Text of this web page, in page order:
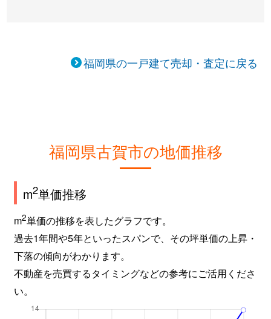
福岡県の一戸建て売却・査定に戻る
福岡県古賀市の地価推移
m2単価推移
m2単価の推移を表したグラフです。
過去1年間や5年といったスパンで、その坪単価の上昇・
下落の傾向がわかります。
不動産を売買するタイミングなどの参考にご活用くださ
い。